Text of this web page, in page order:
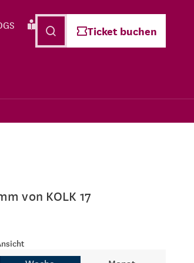
Leichte Sprache Deutsch
Ticket buchen
von KOLK 17